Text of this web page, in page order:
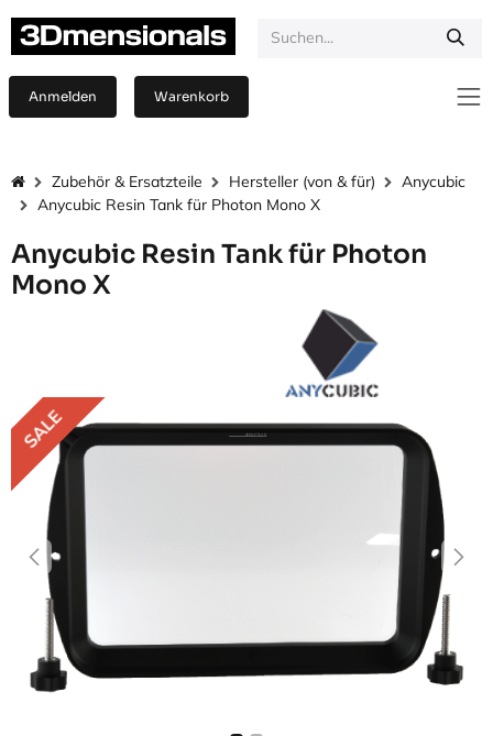
Anmelden Warenkorb
Zubehör & Ersatzteile Hersteller (von & für)
Anycubic
Anycubic Resin Tank für Photon Mono X
Anycubic Resin Tank für Photon
Mono X
SALE